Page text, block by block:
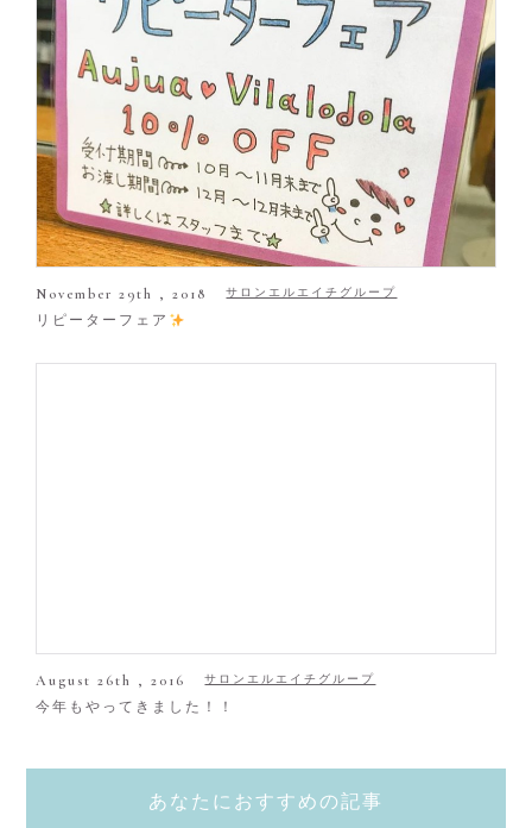
November 29th , 2018 サロンエルエイチグループ
リピーターフェア
August 26th , 2016 サロンエルエイチグループ
今年もやってきました！！
あなたにおすすめの記事